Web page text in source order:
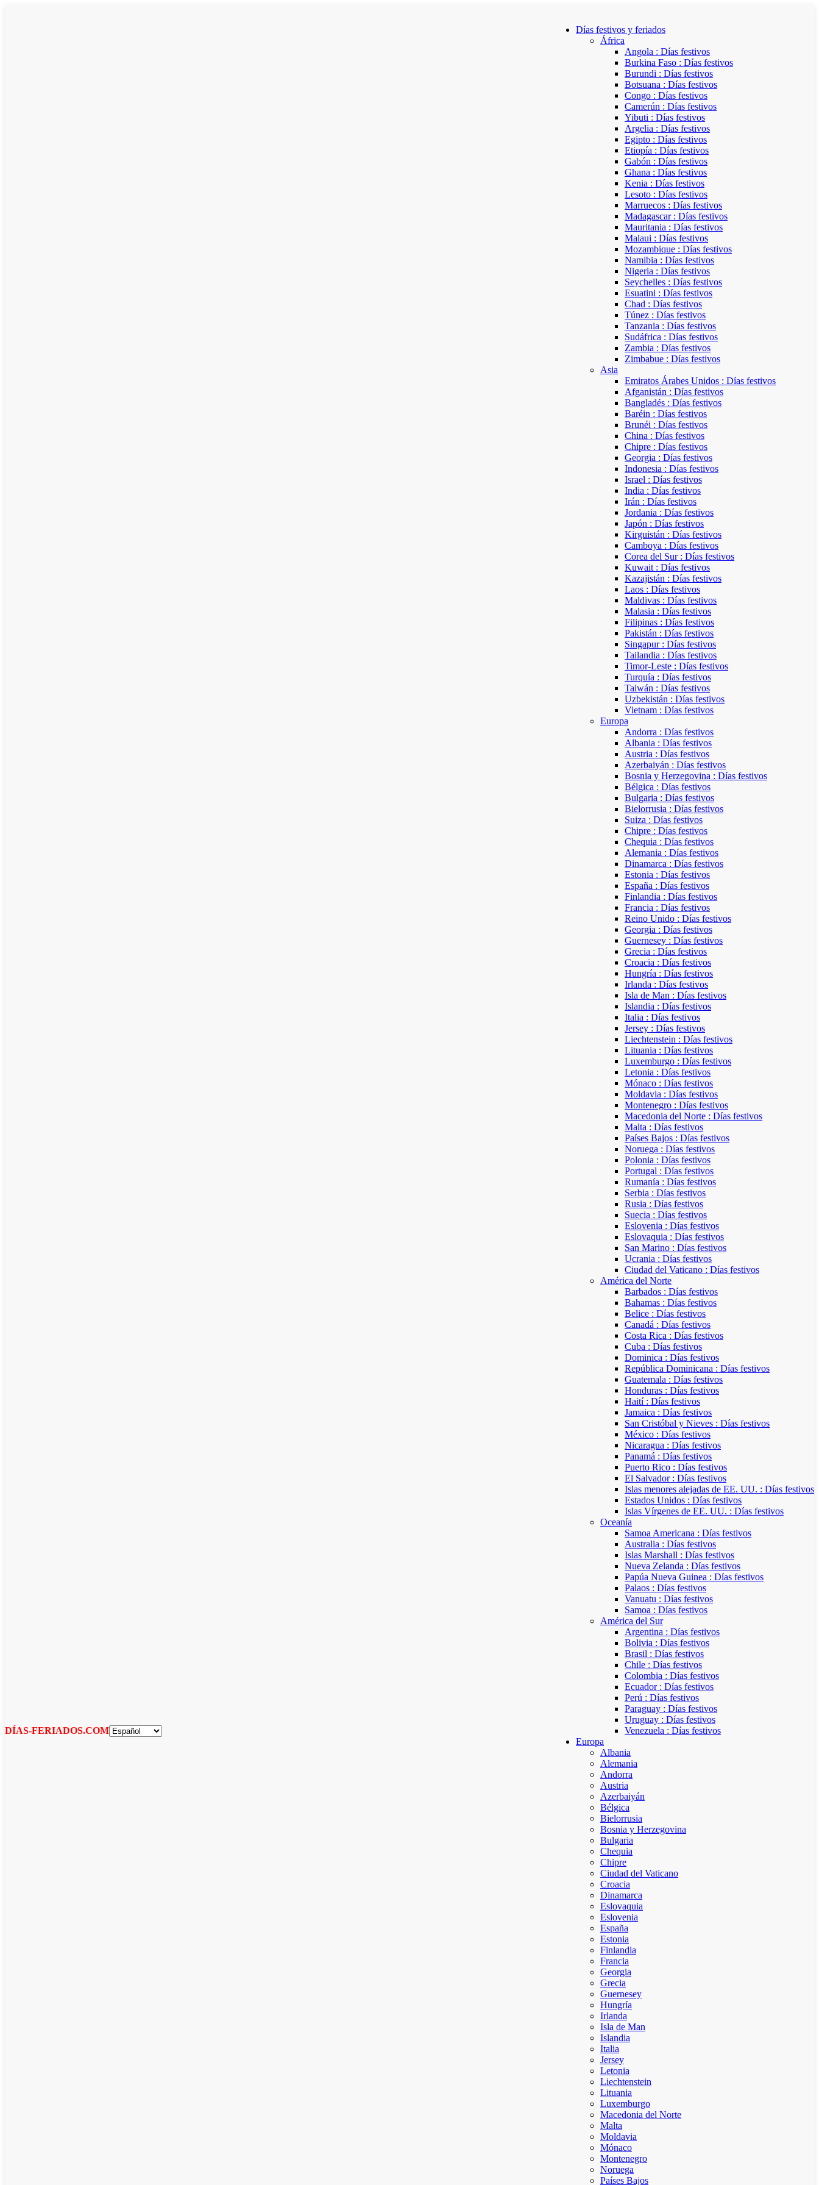
DÍAS-FERIADOS.COM
Días festivos y feriados
África
Angola : Días festivos
Burkina Faso : Días festivos
Burundi : Días festivos
Botsuana : Días festivos
Congo : Días festivos
Camerún : Días festivos
Yibuti : Días festivos
Argelia : Días festivos
Egipto : Días festivos
Etiopía : Días festivos
Gabón : Días festivos
Ghana : Días festivos
Kenia : Días festivos
Lesoto : Días festivos
Marruecos : Días festivos
Madagascar : Días festivos
Mauritania : Días festivos
Malaui : Días festivos
Mozambique : Días festivos
Namibia : Días festivos
Nigeria : Días festivos
Seychelles : Días festivos
Esuatini : Días festivos
Chad : Días festivos
Túnez : Días festivos
Tanzania : Días festivos
Sudáfrica : Días festivos
Zambia : Días festivos
Zimbabue : Días festivos
Asia
Emiratos Árabes Unidos : Días festivos
Afganistán : Días festivos
Bangladés : Días festivos
Baréin : Días festivos
Brunéi : Días festivos
China : Días festivos
Chipre : Días festivos
Georgia : Días festivos
Indonesia : Días festivos
Israel : Días festivos
India : Días festivos
Irán : Días festivos
Jordania : Días festivos
Japón : Días festivos
Kirguistán : Días festivos
Camboya : Días festivos
Corea del Sur : Días festivos
Kuwait : Días festivos
Kazajistán : Días festivos
Laos : Días festivos
Maldivas : Días festivos
Malasia : Días festivos
Filipinas : Días festivos
Pakistán : Días festivos
Singapur : Días festivos
Tailandia : Días festivos
Timor-Leste : Días festivos
Turquía : Días festivos
Taiwán : Días festivos
Uzbekistán : Días festivos
Vietnam : Días festivos
Europa
Andorra : Días festivos
Albania : Días festivos
Austria : Días festivos
Azerbaiyán : Días festivos
Bosnia y Herzegovina : Días festivos
Bélgica : Días festivos
Bulgaria : Días festivos
Bielorrusia : Días festivos
Suiza : Días festivos
Chipre : Días festivos
Chequia : Días festivos
Alemania : Días festivos
Dinamarca : Días festivos
Estonia : Días festivos
España : Días festivos
Finlandia : Días festivos
Francia : Días festivos
Reino Unido : Días festivos
Georgia : Días festivos
Guernesey : Días festivos
Grecia : Días festivos
Croacia : Días festivos
Hungría : Días festivos
Irlanda : Días festivos
Isla de Man : Días festivos
Islandia : Días festivos
Italia : Días festivos
Jersey : Días festivos
Liechtenstein : Días festivos
Lituania : Días festivos
Luxemburgo : Días festivos
Letonia : Días festivos
Mónaco : Días festivos
Moldavia : Días festivos
Montenegro : Días festivos
Macedonia del Norte : Días festivos
Malta : Días festivos
Países Bajos : Días festivos
Noruega : Días festivos
Polonia : Días festivos
Portugal : Días festivos
Rumanía : Días festivos
Serbia : Días festivos
Rusia : Días festivos
Suecia : Días festivos
Eslovenia : Días festivos
Eslovaquia : Días festivos
San Marino : Días festivos
Ucrania : Días festivos
Ciudad del Vaticano : Días festivos
América del Norte
Barbados : Días festivos
Bahamas : Días festivos
Belice : Días festivos
Canadá : Días festivos
Costa Rica : Días festivos
Cuba : Días festivos
Dominica : Días festivos
República Dominicana : Días festivos
Guatemala : Días festivos
Honduras : Días festivos
Haití : Días festivos
Jamaica : Días festivos
San Cristóbal y Nieves : Días festivos
México : Días festivos
Nicaragua : Días festivos
Panamá : Días festivos
Puerto Rico : Días festivos
El Salvador : Días festivos
Islas menores alejadas de EE. UU. : Días festivos
Estados Unidos : Días festivos
Islas Vírgenes de EE. UU. : Días festivos
Oceanía
Samoa Americana : Días festivos
Australia : Días festivos
Islas Marshall : Días festivos
Nueva Zelanda : Días festivos
Papúa Nueva Guinea : Días festivos
Palaos : Días festivos
Vanuatu : Días festivos
Samoa : Días festivos
América del Sur
Argentina : Días festivos
Bolivia : Días festivos
Brasil : Días festivos
Chile : Días festivos
Colombia : Días festivos
Ecuador : Días festivos
Perú : Días festivos
Paraguay : Días festivos
Uruguay : Días festivos
Venezuela : Días festivos
Europa
Albania
Alemania
Andorra
Austria
Azerbaiyán
Bélgica
Bielorrusia
Bosnia y Herzegovina
Bulgaria
Chequia
Chipre
Ciudad del Vaticano
Croacia
Dinamarca
Eslovaquia
Eslovenia
España
Estonia
Finlandia
Francia
Georgia
Grecia
Guernesey
Hungría
Irlanda
Isla de Man
Islandia
Italia
Jersey
Letonia
Liechtenstein
Lituania
Luxemburgo
Macedonia del Norte
Malta
Moldavia
Mónaco
Montenegro
Noruega
Países Bajos